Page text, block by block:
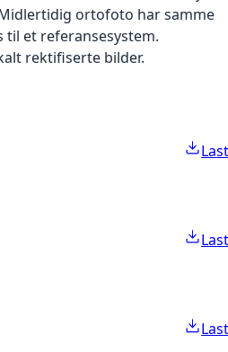
ortofoto har samme
et referansesystem.
rektifiserte bilder.